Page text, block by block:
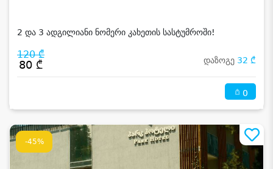
2 და 3 ადგილიანი ნომერი კახეთის სასტუმროში!
120 ₾
80 ₾ დაზოგე 32 ₾
0
-45%